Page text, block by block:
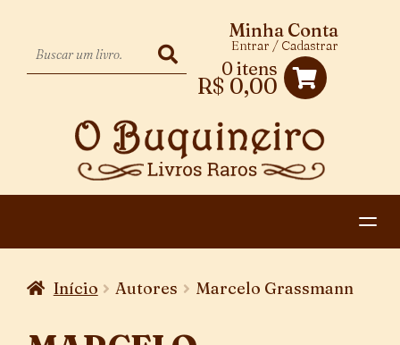
0 itens
R$ 0,00
Minha Conta
Entrar / Cadastrar
Início Autores Marcelo Grassmann